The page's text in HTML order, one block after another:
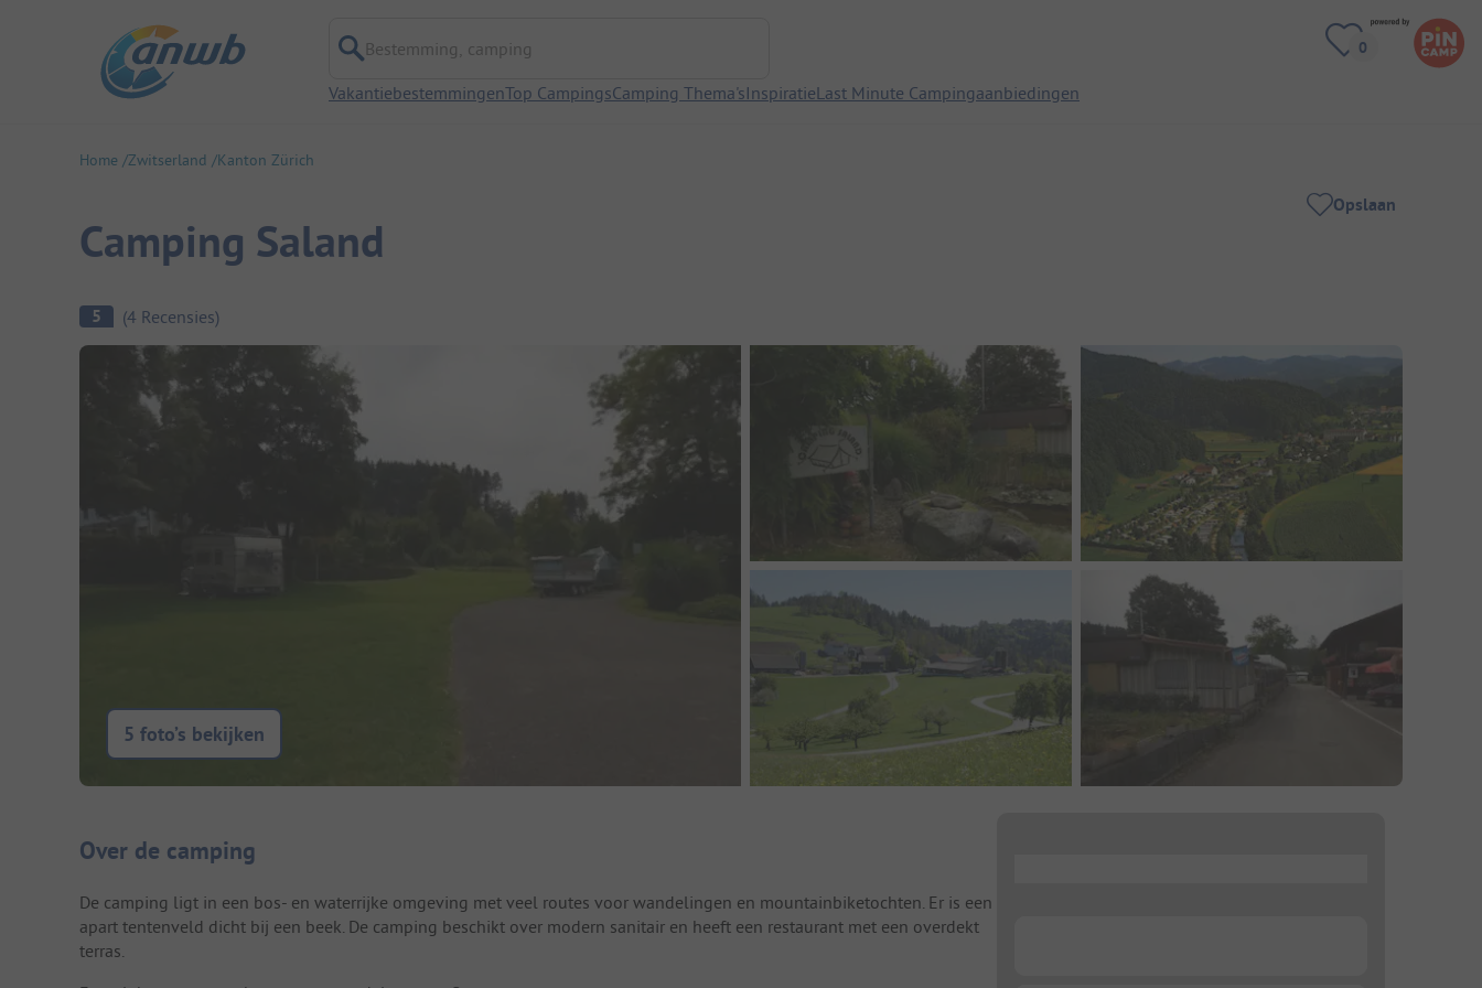
Bestemming, camping
VakantiebestemmingenTop CampingsCamping Thema'sInspiratieLast Minute Campingaanbiedingen
Home Zwitserland Kanton Zürich
Camping Saland
Opslaan
Camping overzicht
5 (4 Recensies)
5 foto’s bekijken
Camping introductie
Over de camping
De camping ligt in een bos- en waterrijke omgeving met veel routes voor wandelingen en mountainbiketochten. Er is een
apart tentenveld dicht bij een beek. De camping beschikt over modern sanitair en heeft een restaurant met een overdekt
terras.